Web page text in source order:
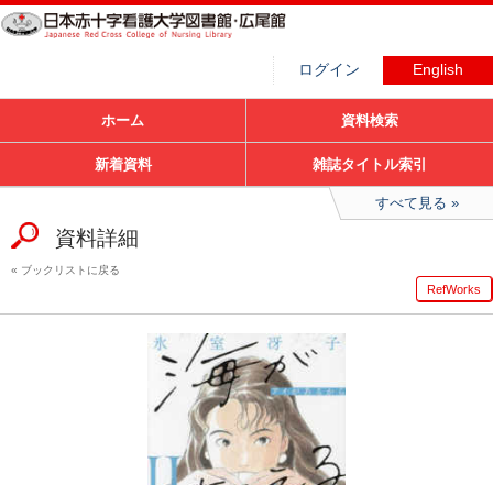
ログイン English
ホーム 資料検索
新着資料 雑誌タイトル索引
すべて見る
資料詳細
ブックリストに戻る
RefWorks